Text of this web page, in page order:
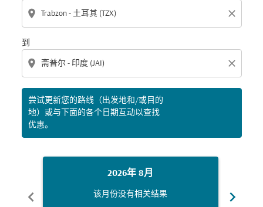
location_on close
到
location_on close
尝试更新您的路线（出发地和/或目的
地）或与下面的各个日期互动以查找
优惠。
chevron_left
2026年 8月
该月份没有相关结果 chevron_right